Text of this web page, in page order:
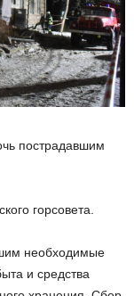
пострадавшим
горсовета.
необходимые
и средства